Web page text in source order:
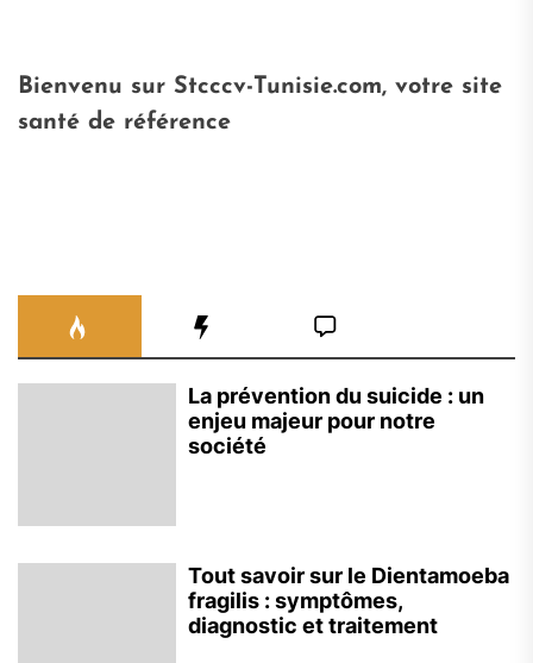
Bienvenu sur Stcccv-Tunisie.com, votre site
santé de référence
La prévention du suicide : un
enjeu majeur pour notre
société
Tout savoir sur le Dientamoeba
fragilis : symptômes,
diagnostic et traitement